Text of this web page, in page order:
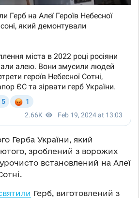
Герба України, який
зроблений з ворожих
встановлений на Алеї
Герб, виготовлений з